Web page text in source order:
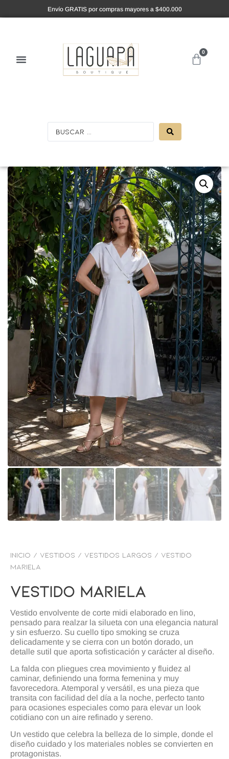
Envío GRATIS por compras mayores a $400.000
0
Inicio / VESTIDOS / Vestidos Largos / Vestido
mariela
Vestido Mariela
Vestido envolvente de corte midi elaborado en lino,
pensado para realzar la silueta con una elegancia natural
y sin esfuerzo. Su cuello tipo smoking se cruza
delicadamente y se cierra con un botón dorado, un
detalle sutil que aporta sofisticación y carácter al diseño.
La falda con pliegues crea movimiento y fluidez al
caminar, definiendo una forma femenina y muy
favorecedora. Atemporal y versátil, es una pieza que
transita con facilidad del día a la noche, perfecto tanto
para ocasiones especiales como para elevar un look
cotidiano con un aire refinado y sereno.
Un vestido que celebra la belleza de lo simple, donde el
diseño cuidado y los materiales nobles se convierten en
protagonistas.